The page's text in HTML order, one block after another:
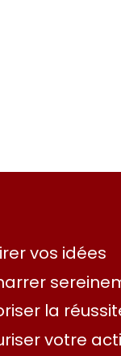
vos idées
la
votre